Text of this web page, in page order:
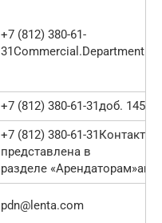
+7 (812) 380-61-
+7 (812) 380-61-31доб.
+7 (812) 380-61-
представлена в
разделе
pdn@lenta.com